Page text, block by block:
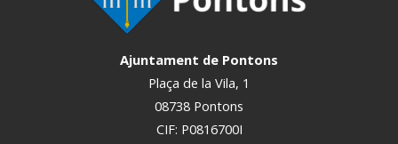
Ajuntament de Pontons
Plaça de la Vila, 1
08738 Pontons
CIF: P0816700I